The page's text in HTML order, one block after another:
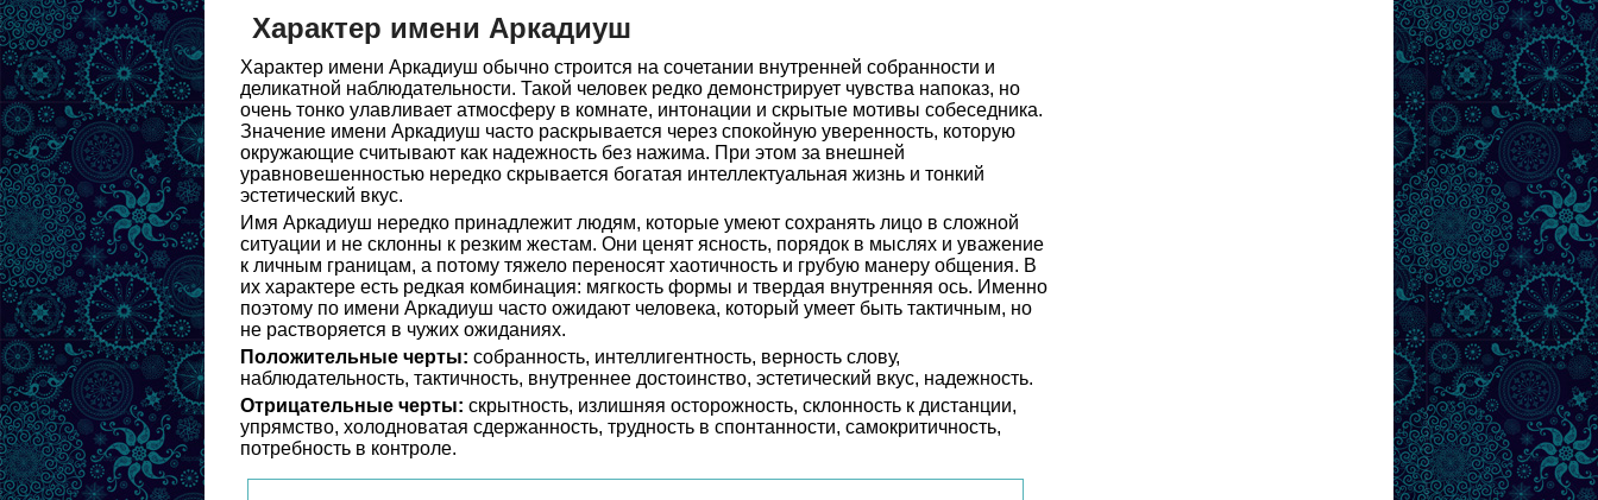
Характер имени Аркадиуш
Характер имени Аркадиуш обычно строится на сочетании внутренней собранности и
деликатной наблюдательности. Такой человек редко демонстрирует чувства напоказ, но
очень тонко улавливает атмосферу в комнате, интонации и скрытые мотивы собеседника.
Значение имени Аркадиуш часто раскрывается через спокойную уверенность, которую
окружающие считывают как надежность без нажима. При этом за внешней
уравновешенностью нередко скрывается богатая интеллектуальная жизнь и тонкий
эстетический вкус.
Имя Аркадиуш нередко принадлежит людям, которые умеют сохранять лицо в сложной
ситуации и не склонны к резким жестам. Они ценят ясность, порядок в мыслях и уважение
к личным границам, а потому тяжело переносят хаотичность и грубую манеру общения. В
их характере есть редкая комбинация: мягкость формы и твердая внутренняя ось. Именно
поэтому по имени Аркадиуш часто ожидают человека, который умеет быть тактичным, но
не растворяется в чужих ожиданиях.
Положительные черты: собранность, интеллигентность, верность слову,
наблюдательность, тактичность, внутреннее достоинство, эстетический вкус, надежность.
Отрицательные черты: скрытность, излишняя осторожность, склонность к дистанции,
упрямство, холодноватая сдержанность, трудность в спонтанности, самокритичность,
потребность в контроле.